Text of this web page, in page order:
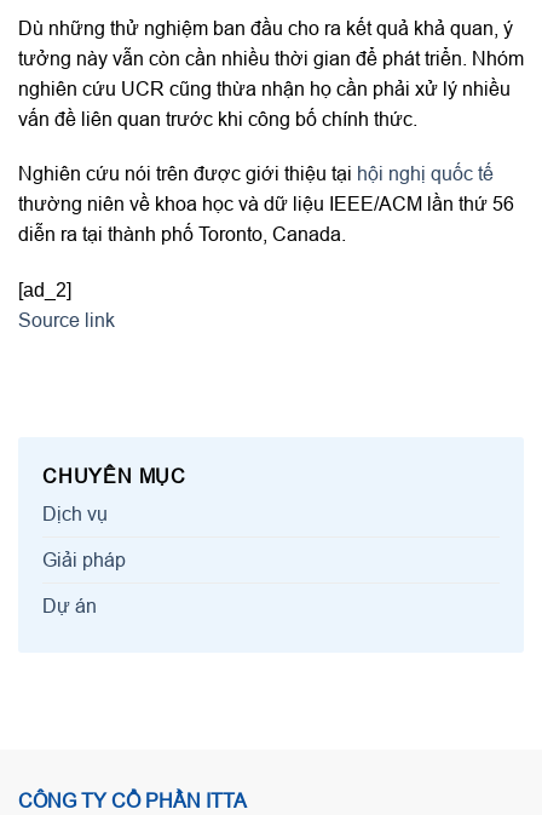
Dù những thử nghiệm ban đầu cho ra kết quả khả quan, ý
tưởng này vẫn còn cần nhiều thời gian để phát triển. Nhóm
nghiên cứu UCR cũng thừa nhận họ cần phải xử lý nhiều
vấn đề liên quan trước khi công bố chính thức.
Nghiên cứu nói trên được giới thiệu tại hội nghị quốc tế
thường niên về khoa học và dữ liệu IEEE/ACM lần thứ 56
diễn ra tại thành phố Toronto, Canada.
[ad_2]
Source link
CHUYÊN MỤC
Dịch vụ
Giải pháp
Dự án
CÔNG TY CỔ PHẦN ITTA